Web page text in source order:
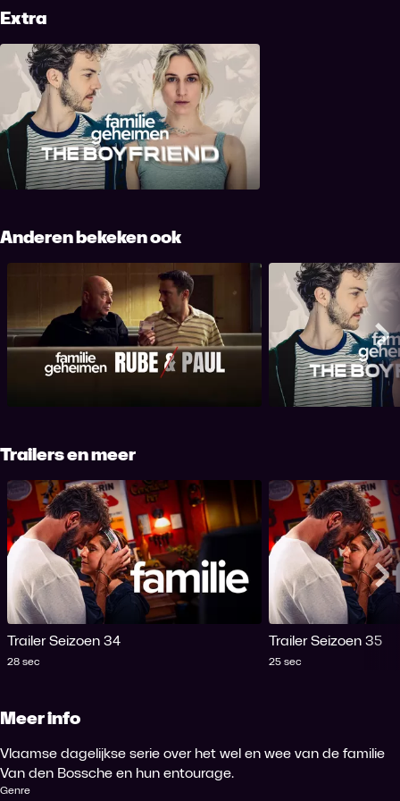
Extra
Familiegeheimen: The Boyfriend
Anderen bekeken ook
Familiegeheimen: Rube en Paul
Trailers en meer
Trailer Seizoen 34
Tijdsduur
28 sec
Trailer Seizoen 35
Tijdsduur
25 sec
Meer info
Vlaamse dagelijkse serie over het wel en wee van de familie
Van den Bossche en hun entourage.
Genre